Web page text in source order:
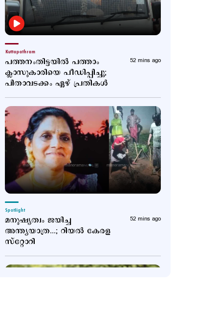
Kuttapathram
പത്തനംതിട്ടയില്‍ പത്താം
ക്ലാസുകാരിയെ പീ‍ഡിപ്പിച്ചു;
പിതാവടക്കം ഏഴ് പ്രതികള്‍
52 mins ago
Spotlight
മനുഷ്യത്വം ജയിച്ച
അന്ത്യയാത്ര...; റിയൽ കേരള
സ്റ്റോറി
52 mins ago